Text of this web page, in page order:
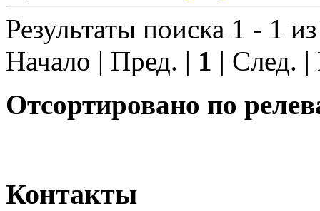
Результаты поиска 1 - 1
Начало | Пред. | 1 | След.
Отсортировано по
Контакты